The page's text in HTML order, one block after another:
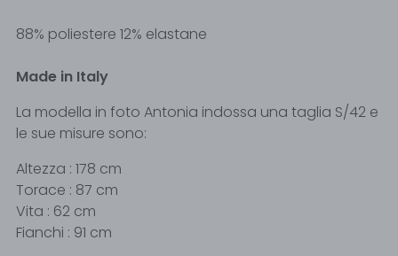
88% poliestere 12% elastane
Made in Italy
La modella in foto Antonia indossa una taglia S/42 e
le sue misure sono:
Altezza : 178 cm
Torace : 87 cm
Vita : 62 cm
Fianchi : 91 cm